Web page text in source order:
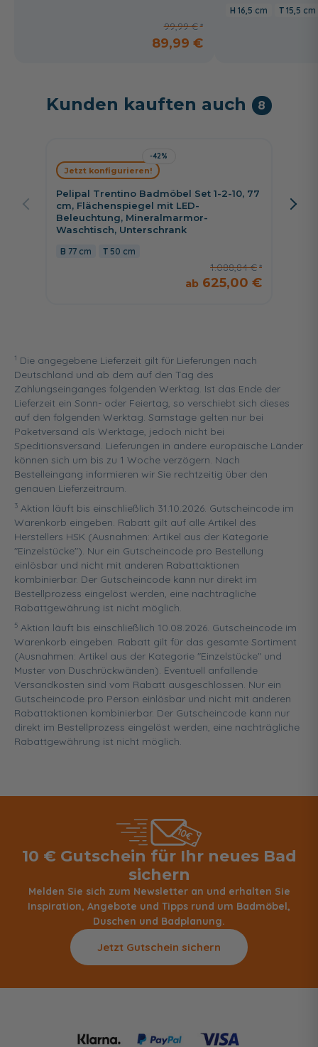
99,99 €
89,99 €
16,5 cm 15,5 cm
Kunden kauften auch 8
-42%
Pelipal Trentino Badmöbel Set 1-2-10, 77
cm, Flächenspiegel mit LED-
Beleuchtung, Mineralmarmor-
Waschtisch, Unterschrank
77 cm 50 cm
1.088,84 €
625,00 €
Jetzt konfigurieren!
cm,
1 Die angegebene Lieferzeit gilt für Lieferungen nach
Deutschland und ab dem auf den Tag des
Zahlungseinganges folgenden Werktag. Ist das Ende der
Lieferzeit ein Sonn- oder Feiertag, so verschiebt sich dieses
auf den folgenden Werktag. Samstage gelten nur bei
Paketversand als Werktage, jedoch nicht bei
Speditionsversand. Lieferungen in andere europäische Länder
können sich um bis zu 1 Woche verzögern. Nach
Bestelleingang informieren wir Sie rechtzeitig über den
genauen Lieferzeitraum.
3 Aktion läuft bis einschließlich 31.10.2026. Gutscheincode im
Warenkorb eingeben. Rabatt gilt auf alle Artikel des
Herstellers HSK (Ausnahmen: Artikel aus der Kategorie
"Einzelstücke"). Nur ein Gutscheincode pro Bestellung
einlösbar und nicht mit anderen Rabattaktionen
kombinierbar. Der Gutscheincode kann nur direkt im
Bestellprozess eingelöst werden, eine nachträgliche
Rabattgewährung ist nicht möglich.
5 Aktion läuft bis einschließlich 10.08.2026. Gutscheincode im
Warenkorb eingeben. Rabatt gilt für das gesamte Sortiment
(Ausnahmen: Artikel aus der Kategorie "Einzelstücke" und
Muster von Duschrückwänden). Eventuell anfallende
Versandkosten sind vom Rabatt ausgeschlossen. Nur ein
Gutscheincode pro Person einlösbar und nicht mit anderen
Rabattaktionen kombinierbar. Der Gutscheincode kann nur
direkt im Bestellprozess eingelöst werden, eine nachträgliche
Rabattgewährung ist nicht möglich.
10 € Gutschein für Ihr neues Bad
sichern
Melden Sie sich zum Newsletter an und erhalten Sie
Inspiration, Angebote und Tipps rund um Badmöbel,
Duschen und Badplanung.
Jetzt Gutschein sichern